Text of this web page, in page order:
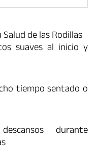
de las Rodillas
suaves al inicio y
tiempo sentado o
durante